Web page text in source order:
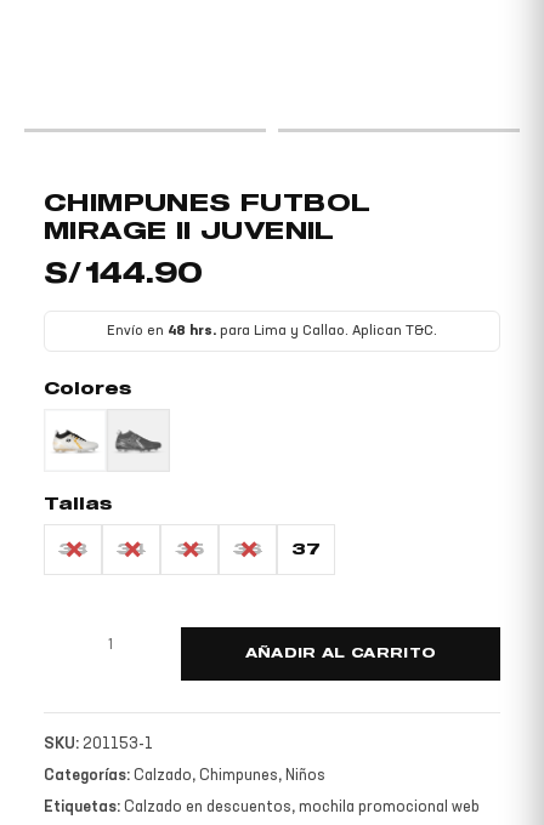
CHIMPUNES FUTBOL
MIRAGE II JUVENIL
S/ 144.90
Envío en 48 hrs. para Lima y Callao. Aplican T&C.
Colores
Tallas
33 34 35 36 37
FUTBOL
MIRAGE
JUVENIL
AÑADIR AL CARRITO
SKU: 201153-1
Categorías: Calzado, Chimpunes, Niños
Etiquetas: Calzado en descuentos, mochila promocional web